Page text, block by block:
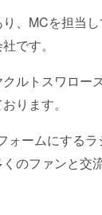
、MCを担当
です。
ルトスワロー
ります。
ォームにする
のファンと交